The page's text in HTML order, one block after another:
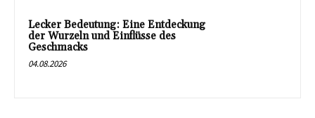
Lecker Bedeutung: Eine Entdeckung
der Wurzeln und Einflüsse des
Geschmacks
04.08.2026